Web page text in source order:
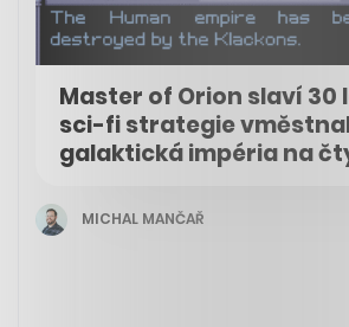
Master of Orion slaví 30
sci-fi strategie
galaktická impéria na
MICHAL MANČAŘ